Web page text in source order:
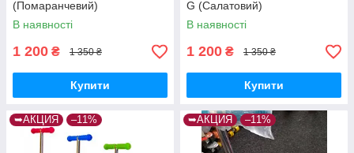
(Помаранчевий)
В наявності
1 200 ₴ 1 350 ₴
Купити
G (Салатовий)
В наявності
1 200 ₴ 1 350 ₴
Купити
➥АКЦИЯ –11% ➥АКЦИЯ –11%